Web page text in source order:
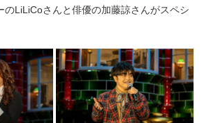
のLiLiCoさんと俳優の加藤諒さんがスペシ